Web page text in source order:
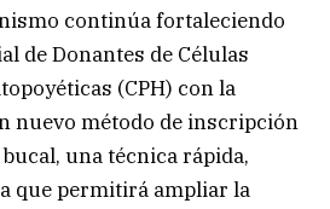
continúa fortaleciendo
de Donantes de Células
(CPH) con la
nuevo método de inscripción
una técnica rápida,
que permitirá ampliar la